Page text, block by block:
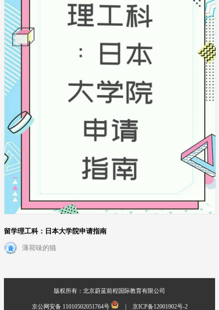
留学理工科：日本大学院申请指南
薄荷味的猫
版权所有：北京蔚蓝前程国际教育有限公司
京公网安备 11010502051764号 京ICP备12001902号-2